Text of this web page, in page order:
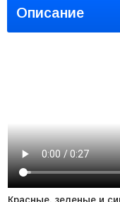
Описание
Красные, зеленые и